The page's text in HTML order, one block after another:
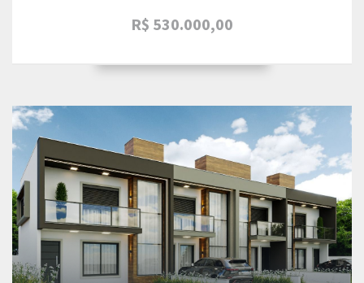
R$ 530.000,00